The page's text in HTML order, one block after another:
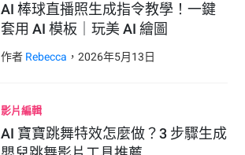
AI 棒球直播照生成指令教學！一鍵
套用 AI 模板｜玩美 AI 繪圖
作者 Rebecca ，2026年5月 13 日
影片編輯
AI 寶寶跳舞特效怎麼做？3 步驟生成